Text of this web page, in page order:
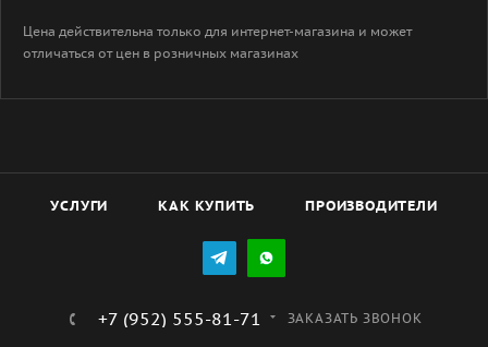
Цена действительна только для интернет-магазина и может
отличаться от цен в розничных магазинах
УСЛУГИ КАК КУПИТЬ ПРОИЗВОДИТЕЛИ
+7 (952) 555-81-71 ЗАКАЗАТЬ ЗВОНОК